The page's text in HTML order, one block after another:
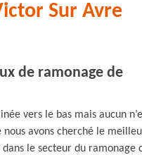
Sur Avre
de ramonage de
vers le bas mais aucun
nous avons cherché le
le secteur du ramonage